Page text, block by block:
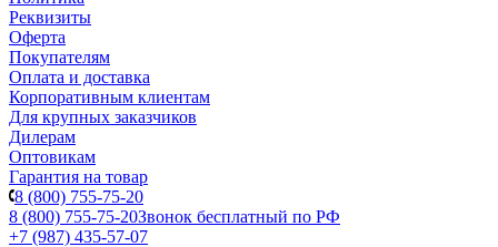
Реквизиты
Оферта
Покупателям
Оплата и доставка
Корпоративным клиентам
Для крупных заказчиков
Дилерам
Оптовикам
Гарантия на товар
8 (800) 755-75-20
8 (800) 755-75-20Звонок бесплатный по РФ
+7 (987) 435-57-07